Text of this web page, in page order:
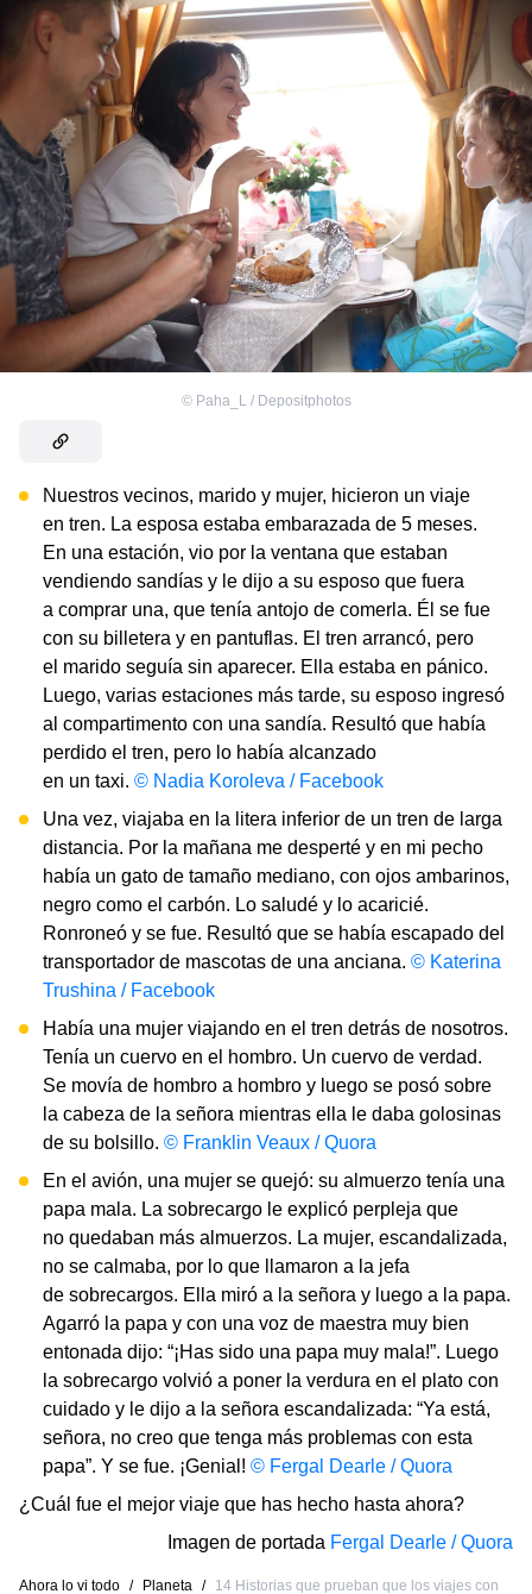
© Paha_L / Depositphotos
Nuestros vecinos, marido y mujer, hicieron un viaje
en tren. La esposa estaba embarazada de 5 meses.
En una estación, vio por la ventana que estaban
vendiendo sandías y le dijo a su esposo que fuera
a comprar una, que tenía antojo de comerla. Él se fue
con su billetera y en pantuflas. El tren arrancó, pero
el marido seguía sin aparecer. Ella estaba en pánico.
Luego, varias estaciones más tarde, su esposo ingresó
al compartimento con una sandía. Resultó que había
perdido el tren, pero lo había alcanzado
en un taxi. © Nadia Koroleva / Facebook
Una vez, viajaba en la litera inferior de un tren de larga
distancia. Por la mañana me desperté y en mi pecho
había un gato de tamaño mediano, con ojos ambarinos,
negro como el carbón. Lo saludé y lo acaricié.
Ronroneó y se fue. Resultó que se había escapado del
transportador de mascotas de una anciana. © Katerina
Trushina / Facebook
Había una mujer viajando en el tren detrás de nosotros.
Tenía un cuervo en el hombro. Un cuervo de verdad.
Se movía de hombro a hombro y luego se posó sobre
la cabeza de la señora mientras ella le daba golosinas
de su bolsillo. © Franklin Veaux / Quora
En el avión, una mujer se quejó: su almuerzo tenía una
papa mala. La sobrecargo le explicó perpleja que
no quedaban más almuerzos. La mujer, escandalizada,
no se calmaba, por lo que llamaron a la jefa
de sobrecargos. Ella miró a la señora y luego a la papa.
Agarró la papa y con una voz de maestra muy bien
entonada dijo: “¡Has sido una papa muy mala!”. Luego
la sobrecargo volvió a poner la verdura en el plato con
cuidado y le dijo a la señora escandalizada: “Ya está,
señora, no creo que tenga más problemas con esta
papa”. Y se fue. ¡Genial! © Fergal Dearle / Quora
¿Cuál fue el mejor viaje que has hecho hasta ahora?
Imagen de portada Fergal Dearle / Quora
Ahora lo vi todo / Planeta / 14 Historias que prueban que los viajes con